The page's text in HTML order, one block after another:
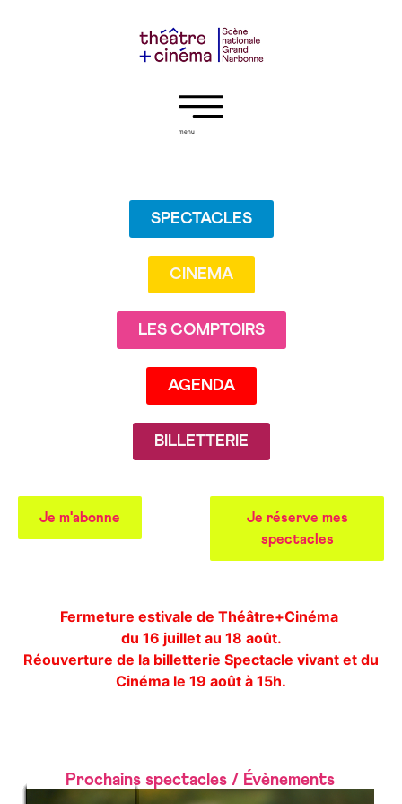
menu
SPECTACLES
CINEMA
LES COMPTOIRS
AGENDA
BILLETTERIE
Je m'abonne
Je réserve mes
spectacles
Fermeture estivale de Théâtre+Cinéma
du 16 juillet au 18 août.
Réouverture de la billetterie Spectacle vivant et du
Cinéma le 19 août à 15h.
Prochains spectacles / Évènements